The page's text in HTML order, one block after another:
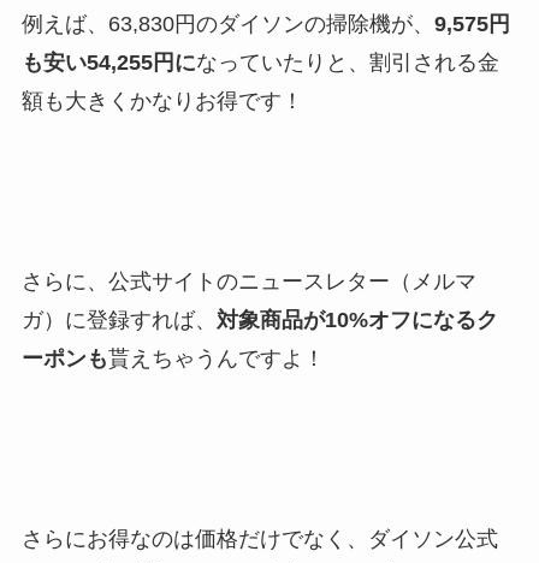
例えば、63,830円のダイソンの掃除機が、 9,575円
も安い54,255円になっていたりと、割引される金
額も大きくかなりお得です！
さらに、公式サイトのニュースレター（メルマ
ガ）に登録すれば、 対象商品が10%オフになるク
ーポンも貰えちゃうんですよ！
さらにお得なのは価格だけでなく、ダイソン公式